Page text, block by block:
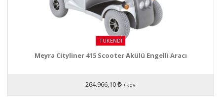
TÜKENDI
Meyra Cityliner 415 Scooter Akülü Engelli Aracı
264.966,10 +kdv